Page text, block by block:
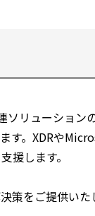
リューション
す。XDRや
援します。
をご提供いた